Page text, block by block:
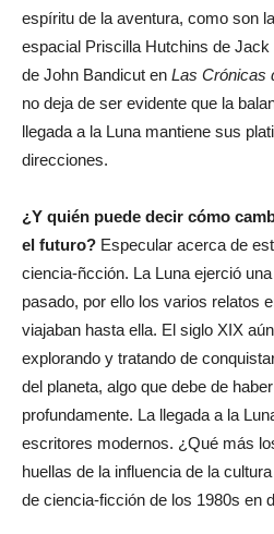
espíritu de la aventura, como son
espacial Priscilla Hutchins de
de John Bandicut en Las Crónicas
no deja de ser evidente que la
llegada a la Luna mantiene sus
direcciones.
¿Y quién puede decir cómo
el futuro? Especular acerca de
ciencia-ñcción. La Luna ejerció
pasado, por ello los varios relatos
viajaban hasta ella. El siglo XIX
explorando y tratando de
del planeta, algo que debe de
profundamente. La llegada a la
escritores modernos. ¿Qué más
huellas de la influencia de la
de ciencia-ficción de los 1980s en